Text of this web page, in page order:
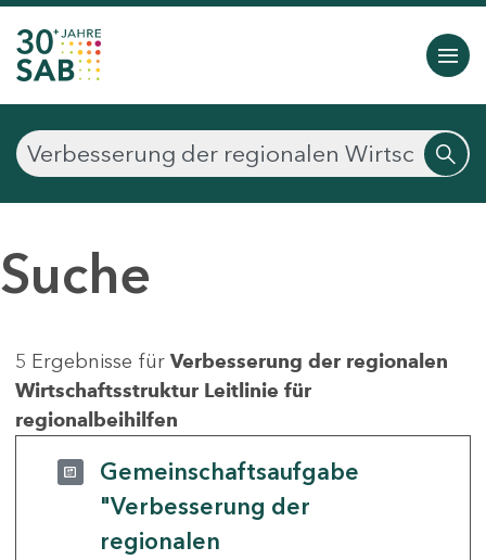
Suche
5 Ergebnisse für Verbesserung der regionalen
Wirtschaftsstruktur Leitlinie für
regionalbeihilfen
Gemeinschaftsaufgabe
"Verbesserung der
regionalen